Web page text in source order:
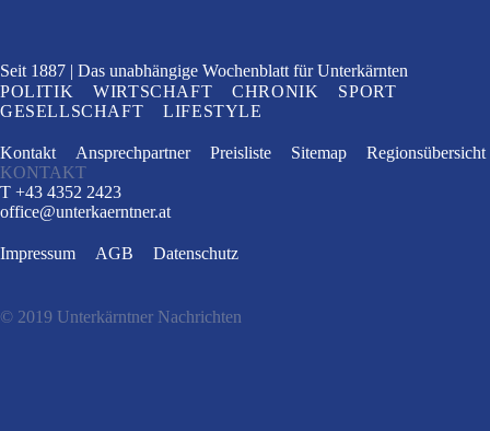
Seit 1887 Das unabhängige Wochenblatt für Unterkärnten
POLITIK
WIRTSCHAFT CHRONIK
SPORT
GESELLSCHAFT
LIFESTYLE
Kontakt Ansprechpartner Preisliste Sitemap
Regionsübersicht
KONTAKT
T +43 4352 2423
office@unterkaerntner.at
Impressum AGB Datenschutz
© 2019 Unterkärntner Nachrichten